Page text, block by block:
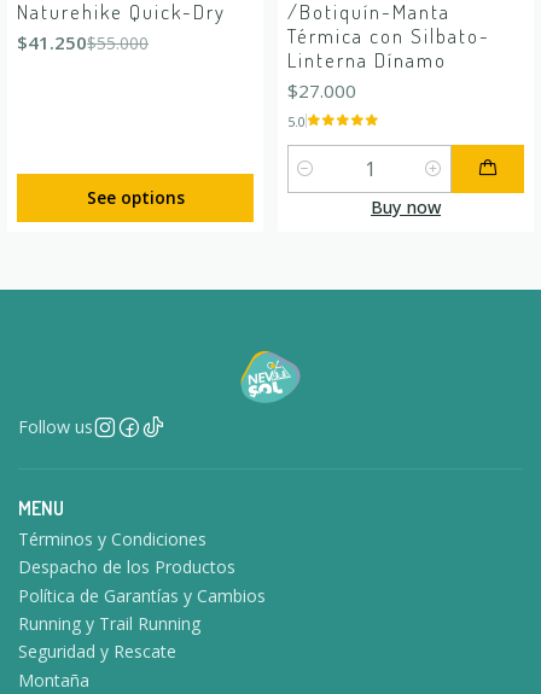
Naturehike Quick-Dry
$41.250$55.000
See options
/Botiquín-Manta
Térmica con Silbato-
Linterna Dínamo
$27.000
5.0
Quantity
Buy now
Follow us
MENU
Términos y Condiciones
Despacho de los Productos
Política de Garantías y Cambios
Running y Trail Running
Seguridad y Rescate
Montaña